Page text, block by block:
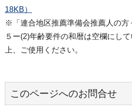
18KB）
※「連合地区推薦準備会推薦人の方
５ー(2)年齢要件の和暦は空欄にし
上、ご使用ください。
このページへのお問合せ